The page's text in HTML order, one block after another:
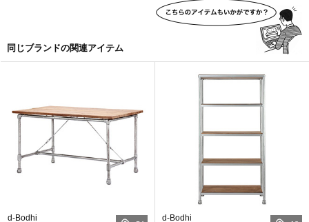
同じブランドの関連アイテム
d-Bodhi d-Bodhi